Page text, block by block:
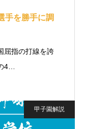
手を勝手に調
屈指の打線を誇
4…
甲子園解説